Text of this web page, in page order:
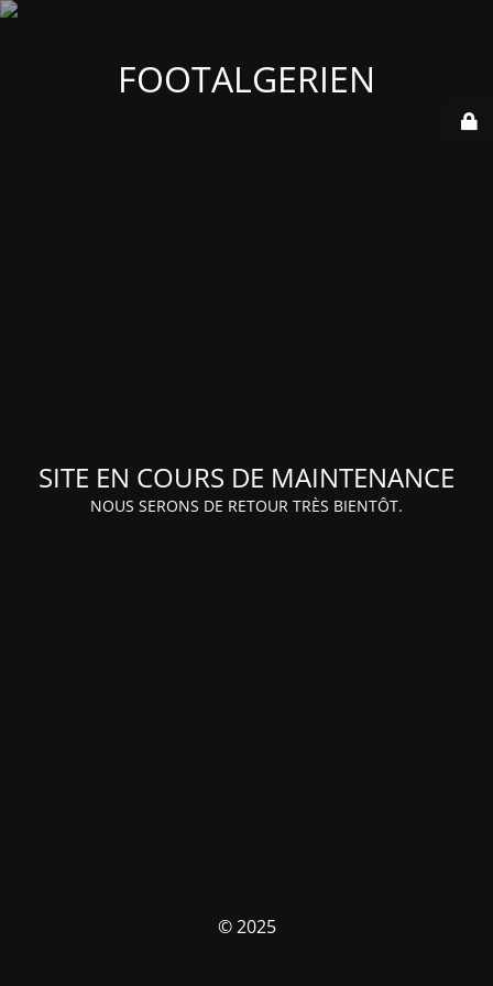
FOOTALGERIEN
SITE EN COURS DE MAINTENANCE
NOUS SERONS DE RETOUR TRÈS BIENTÔT.
© 2025